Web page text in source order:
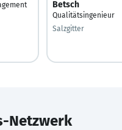
Betsch
Qualitätsingenieur
Salzgitter
Netzwerk